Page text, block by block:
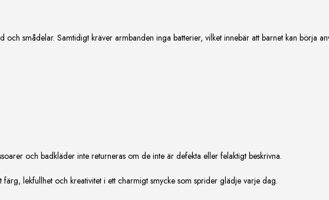
smådelar. Samtidigt kräver armbanden inga batterier, vilket innebär att barnet kan börja
och badkläder inte returneras om de inte är defekta eller felaktigt beskrivna.
färg, lekfullhet och kreativitet i ett charmigt smycke som sprider glädje varje dag.